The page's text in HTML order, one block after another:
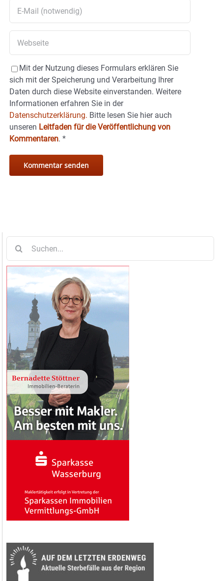
Mit der Nutzung dieses Formulars erklären Sie
sich mit der Speicherung und Verarbeitung Ihrer
Daten durch diese Website einverstanden. Weitere
Informationen erfahren Sie in der
Datenschutzerklärung. Bitte lesen Sie hier auch
unseren Leitfaden für die Veröffentlichung von
Kommentaren. *
nach: